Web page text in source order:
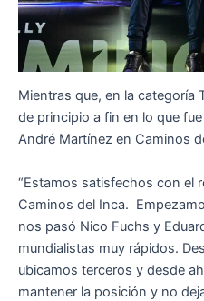
Mientras que, en la categoría
de principio a fin en lo que
André Martínez en Caminos
“Estamos satisfechos con el
Caminos del Inca.
nos pasó Nico Fuchs y
mundialistas muy rápidos.
ubicamos terceros y desde
mantener la posición y no